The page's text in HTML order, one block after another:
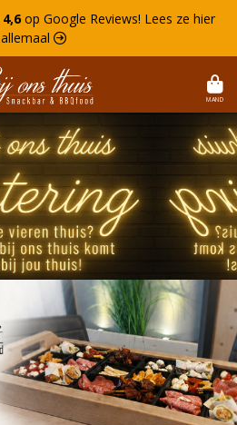
4,6op Google Reviews! Lees ze hier
allemaal 
MAND